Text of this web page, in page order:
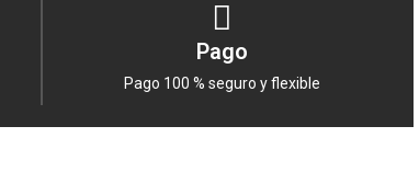
Pago
Pago 100 % seguro y flexible